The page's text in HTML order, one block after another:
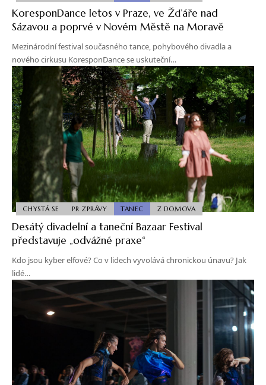
KoresponDance letos v Praze, ve Žďáře nad
Sázavou a poprvé v Novém Městě na Moravě
Mezinárodní festival současného tance, pohybového divadla a
nového cirkusu KoresponDance se uskuteční…
CHYSTÁ SE PR ZPRÁVY TANEC Z DOMOVA
Desátý divadelní a taneční Bazaar Festival
představuje „odvážné praxe“
Kdo jsou kyber elfové? Co v lidech vyvolává chronickou únavu? Jak
lidé…